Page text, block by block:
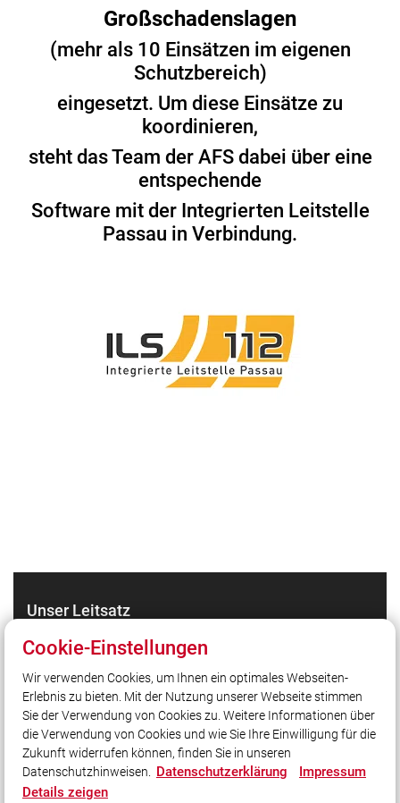
Großschadenslagen
(mehr als 10 Einsätzen im eigenen
Schutzbereich)
eingesetzt. Um diese Einsätze zu
koordinieren,
steht das Team der AFS dabei über eine
entspechende
Software mit der Integrierten Leitstelle
Passau in Verbindung.
Unser Leitsatz
24 Stunden am Tag,
7 Tage die Woche,
365 Tage im Jahr,
für Sie Einsatzbereit.
Social Media
Auch unterwegs immer auf dem Laufenden bleiben?
Cookie-Einstellungen
Wir verwenden Cookies, um Ihnen ein optimales Webseiten-
Erlebnis zu bieten. Mit der Nutzung unserer Webseite stimmen
Sie der Verwendung von Cookies zu. Weitere Informationen über
die Verwendung von Cookies und wie Sie Ihre Einwilligung für die
Zukunft widerrufen können, finden Sie in unseren
Datenschutzhinweisen. Datenschutzerklärung
Impressum
Details zeigen